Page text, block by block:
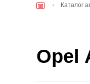
Каталог
Opel